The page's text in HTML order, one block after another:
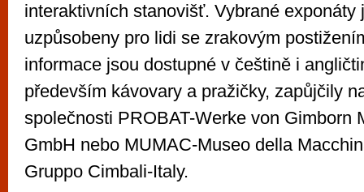
interaktivních stanovišť. Vybrané exponáty
uzpůsobeny pro lidi se zrakovým
informace jsou dostupné v češtině i
především kávovary a pražičky, zapůjčily
společnosti PROBAT-Werke von Gimborn
GmbH nebo MUMAC-Museo della
Gruppo Cimbali-Italy.